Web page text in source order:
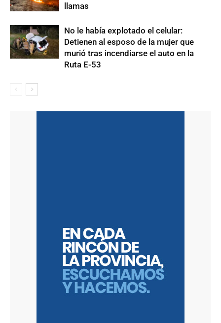
llamas
No le había explotado el celular:
Detienen al esposo de la mujer que
murió tras incendiarse el auto en la
Ruta E-53